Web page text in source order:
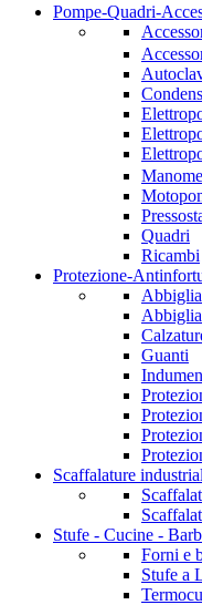
Pompe-Quadri-
Quadri
Ricambi
Protezione-
Guanti
Scaffalature
Stufe - Cucine -
Forni e
Stufe a